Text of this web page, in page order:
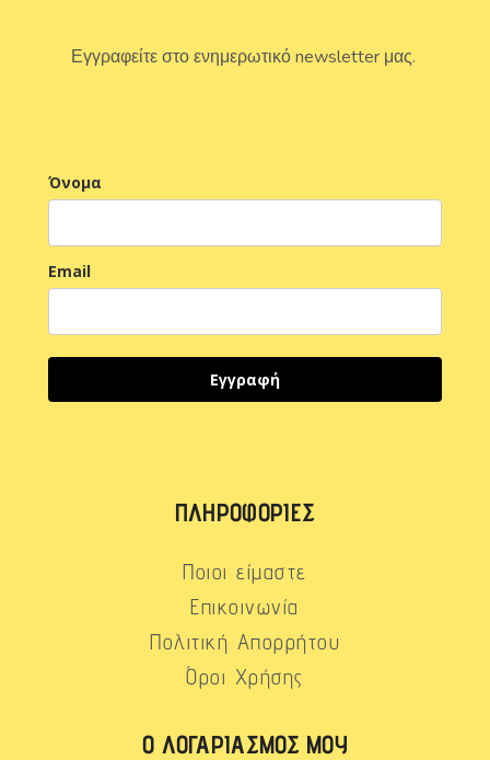
Εγγραφείτε στο ενημερωτικό newsletter μας.
Όνομα
Email
Εγγραφή
ΠΛΗΡΟΦΟΡΊΕΣ
Ποιοι είμαστε
Επικοινωνία
Πολιτική Απορρήτου
Όροι Χρήσης
Ο ΛΟΓΑΡΙΑΣΜΌΣ ΜΟΥ